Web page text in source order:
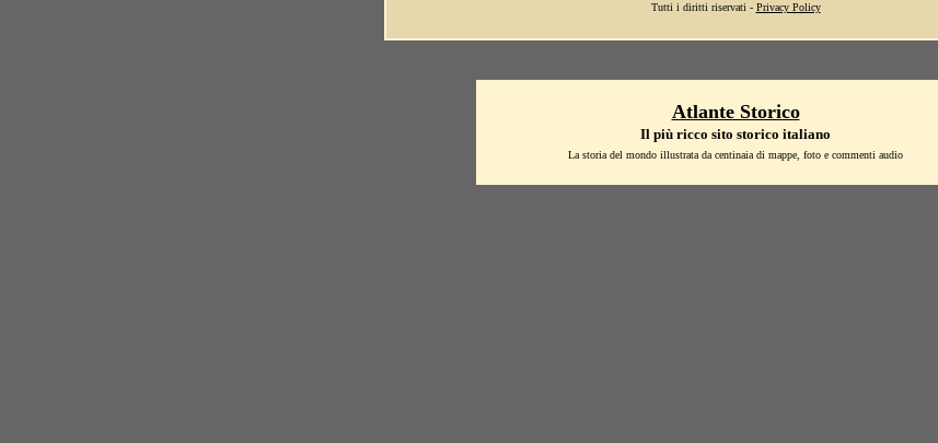
Tutti i diritti riservati - Privacy Policy
Atlante Storico
Il più ricco sito storico italiano
La storia del mondo illustrata da centinaia di mappe, foto e commenti audio